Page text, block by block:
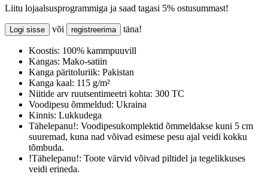
Liitu lojaalsusprogrammiga ja saad tagasi 5% ostusummast!
Logi sisse või registreerima täna!
Koostis: 100% kammpuuvill
Kangas: Mako-satiin
Kanga päritoluriik: Pakistan
Kanga kaal: 115 g/m²
Niitide arv ruutsentimeetri kohta: 300 TC
Voodipesu õmmeldud: Ukraina
Kinnis: Lukkudega
Tähelepanu!: Voodipesukomplektid õmmeldakse kuni 5 cm
suuremad, kuna nad võivad esimese pesu ajal veidi kokku
tõmbuda.
!Tähelepanu!: Toote värvid võivad piltidel ja tegelikkuses
veidi erineda.